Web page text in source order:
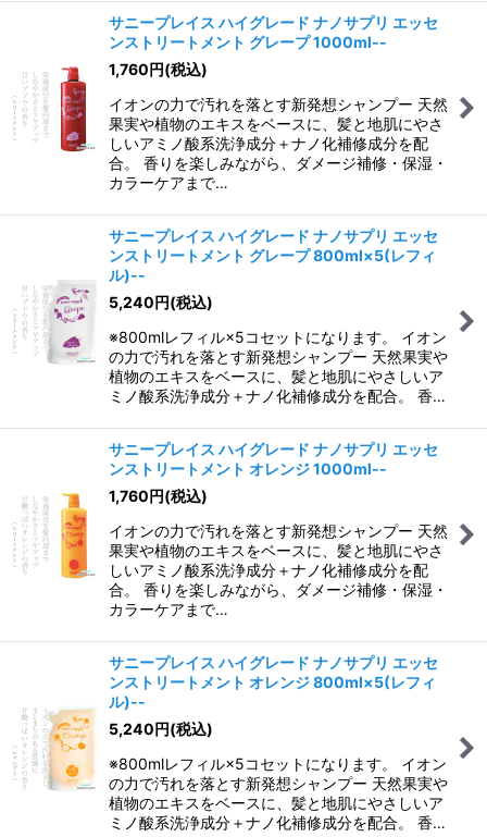
サニープレイス ハイグレード ナノサプリ エッセ
ンストリートメント グレープ 1000ml--
1,760円(税込)
イオンの力で汚れを落とす新発想シャンプー 天然
果実や植物のエキスをベースに、髪と地肌にやさ
しいアミノ酸系洗浄成分＋ナノ化補修成分を配
合。 香りを楽しみながら、ダメージ補修・保湿・
カラーケアまで…
サニープレイス ハイグレード ナノサプリ エッセ
ンストリートメント グレープ 800ml×5(レフィ
ル)--
5,240円(税込)
※800mlレフィル×5コセットになります。 イオン
の力で汚れを落とす新発想シャンプー 天然果実や
植物のエキスをベースに、髪と地肌にやさしいア
ミノ酸系洗浄成分＋ナノ化補修成分を配合。 香…
サニープレイス ハイグレード ナノサプリ エッセ
ンストリートメント オレンジ 1000ml--
1,760円(税込)
イオンの力で汚れを落とす新発想シャンプー 天然
果実や植物のエキスをベースに、髪と地肌にやさ
しいアミノ酸系洗浄成分＋ナノ化補修成分を配
合。 香りを楽しみながら、ダメージ補修・保湿・
カラーケアまで…
サニープレイス ハイグレード ナノサプリ エッセ
ンストリートメント オレンジ 800ml×5(レフィ
ル)--
5,240円(税込)
※800mlレフィル×5コセットになります。 イオン
の力で汚れを落とす新発想シャンプー 天然果実や
植物のエキスをベースに、髪と地肌にやさしいア
ミノ酸系洗浄成分＋ナノ化補修成分を配合。 香…